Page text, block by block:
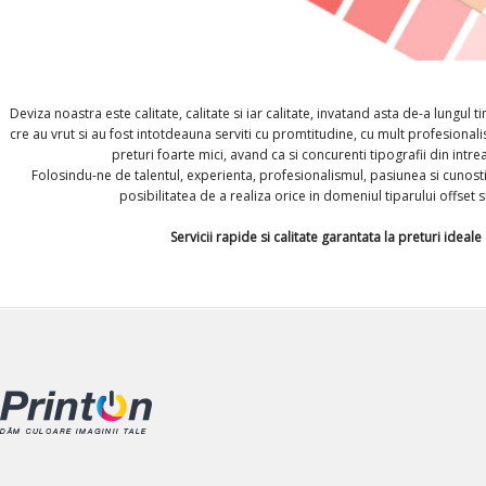
Deviza noastra este calitate, calitate si iar calitate, invatand asta de-a lungul
cre au vrut si au fost intotdeauna serviti cu promtitudine, cu mult
preturi foarte mici, avand ca si concurenti tipografii din
Folosindu-ne de talentul, experienta, profesionalismul, pasiunea si
posibilitatea de a realiza orice in domeniul tiparului offset
Servicii rapide si calitate garantata la preturi ideale